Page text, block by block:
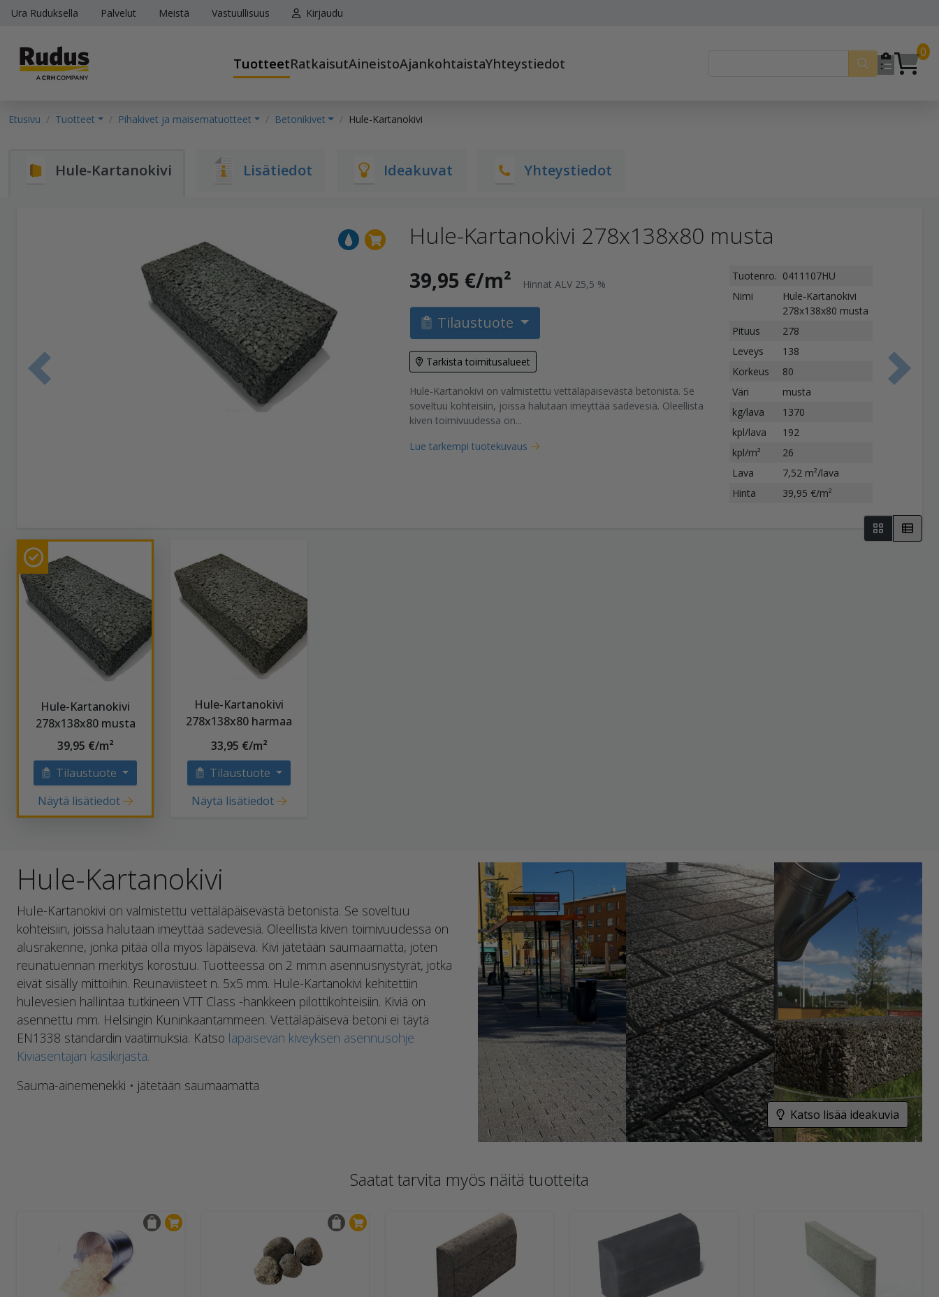
Ura Ruduksella Palvelut Meistä Vastuullisuus Kirjaudu
TuotteetRatkaisutAineistoAjankohtaistaYhteystiedot
0
Etusivu Tuotteet Pihakivet ja maisematuotteet Betonikivet Hule-Kartanokivi
Hule-Kartanokivi Lisätiedot Ideakuvat Yhteystiedot
Edellinen tuote
Hule-Kartanokivi 278x138x80 musta
39,95 €/m² Hinnat ALV 25,5 %
Tilaustuote
Tarkista toimitusalueet
Hule-Kartanokivi on valmistettu vettäläpäisevästä betonista. Se
soveltuu kohteisiin, joissa halutaan imeyttää sadevesiä. Oleellista
kiven toimivuudessa on...
Lue tarkempi tuotekuvaus
Tuotenro. 0411107HU
Nimi
Hule-Kartanokivi
278x138x80 musta
Pituus
278
Leveys
138
Korkeus
80
Väri
musta
kg/lava
1370
kpl/lava
192
kpl/m²
26
Lava
7,52 m²/lava
Hinta
39,95 €/m²
Hule-Kartanokivi
278x138x80 musta
39,95 €/m²
Tilaustuote
Näytä lisätiedot
Hule-Kartanokivi
278x138x80 harmaa
33,95 €/m²
Tilaustuote
Näytä lisätiedot
Hule-Kartanokivi
Hule-Kartanokivi on valmistettu vettäläpäisevästä betonista. Se soveltuu
kohteisiin, joissa halutaan imeyttää sadevesiä. Oleellista kiven toimivuudessa on
alusrakenne, jonka pitää olla myös läpäisevä. Kivi jätetään saumaamatta, joten
reunatuennan merkitys korostuu. Tuotteessa on 2 mm:n asennusnystyrät, jotka
eivät sisälly mittoihin. Reunaviisteet n. 5x5 mm. Hule-Kartanokivi kehitettiin
hulevesien hallintaa tutkineen VTT Class -hankkeen pilottikohteisiin. Kiviä on
asennettu mm. Helsingin Kuninkaantammeen. Vettäläpäisevä betoni ei täytä
EN1338 standardin vaatimuksia. Katso läpäisevän kiveyksen asennusohje
Kiviasentajan käsikirjasta.
Sauma-ainemenekki • jätetään saumaamatta
Katso lisää ideakuvia
Saatat tarvita myös näitä tuotteita